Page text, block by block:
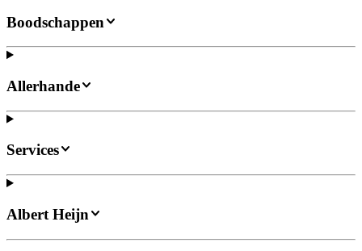
Boodschappen
Allerhande
Services
Albert Heijn